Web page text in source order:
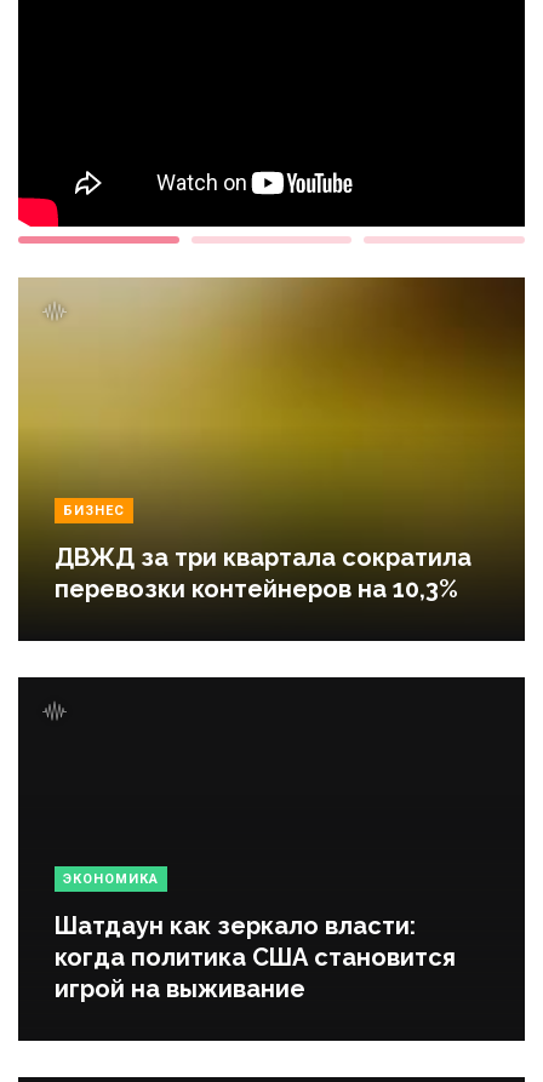
БИЗНЕС
ДВЖД за три квартала сократила
перевозки контейнеров на 10,3%
ЭКОНОМИКА
Шатдаун как зеркало власти:
когда политика США становится
игрой на выживание